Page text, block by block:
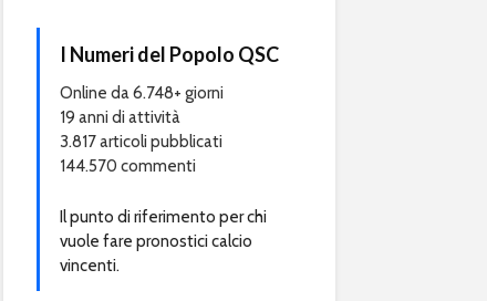
I Numeri del Popolo QSC
Online da 6.748+ giorni
19 anni di attività
3.817 articoli pubblicati
144.570 commenti
Il punto di riferimento per chi
vuole fare pronostici calcio
vincenti.